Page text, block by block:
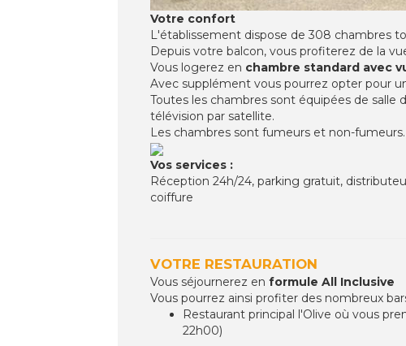
Votre confort
L'établissement dispose de 308 chambres
Depuis votre balcon, vous profiterez de la
Vous logerez en chambre standard avec
Avec supplément vous pourrez opter pour
Toutes les chambres sont équipées de
télévision par satellite.
Les chambres sont fumeurs et non-fumeurs.
Vos services :
Réception 24h/24, parking gratuit,
coiffure
VOTRE RESTAURATION
Vous séjournerez en formule All Inclusive
Vous pourrez ainsi profiter des nombreux
Restaurant principal l'Olive où vous
22h00)